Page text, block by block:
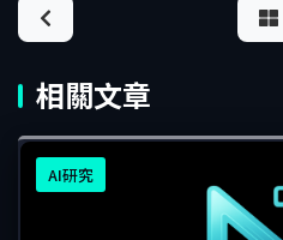
相關文章
AI研究